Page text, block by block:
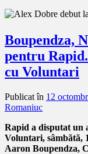
Boupendza,
pentru
cu Voluntari
Publicat în 12
Romaniuc
Rapid a disputat un
Voluntari, sâmbătă,
Aaron Boupendza,